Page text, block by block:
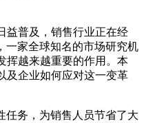
普及，销售行业正在经
一家全球知名的市场研究机
挥越来越重要的作用。本
及企业如何应对这一变革
务，为销售人员节省了大